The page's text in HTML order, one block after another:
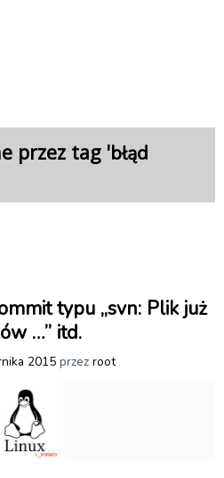
przez tag 'błąd
typu „svn: Plik już
…” itd.
2015 przez root